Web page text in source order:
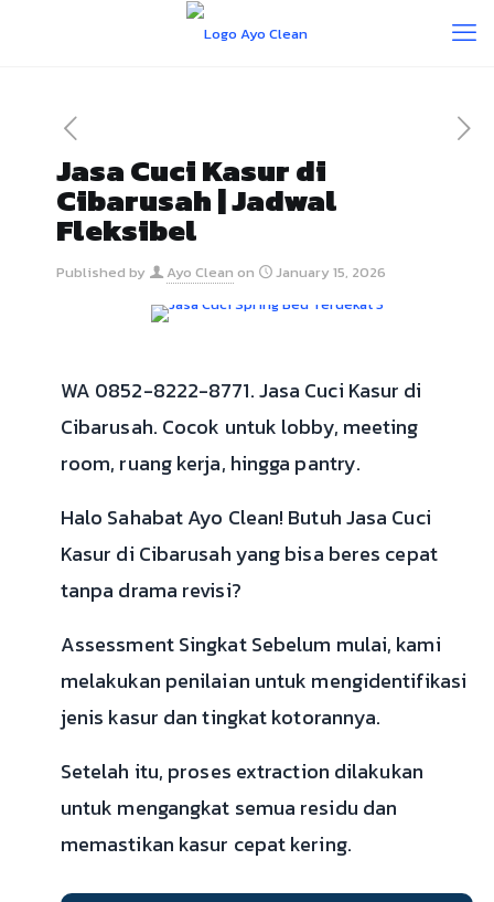
Jasa Cuci Kasur di
Cibarusah | Jadwal
Fleksibel
Published by Ayo Clean on January 15, 2026
WA 0852-8222-8771. Jasa Cuci Kasur di
Cibarusah. Cocok untuk lobby, meeting
room, ruang kerja, hingga pantry.
Halo Sahabat Ayo Clean! Butuh Jasa Cuci
Kasur di Cibarusah yang bisa beres cepat
tanpa drama revisi?
Assessment Singkat Sebelum mulai, kami
melakukan penilaian untuk mengidentifikasi
jenis kasur dan tingkat kotorannya.
Setelah itu, proses extraction dilakukan
untuk mengangkat semua residu dan
memastikan kasur cepat kering.